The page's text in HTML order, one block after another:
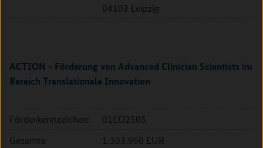
04103 Leipzig
ACTION - Förderung von Advanced Clinician Scientists im
Bereich Translationale Innovation
Förderkennzeichen:
01EO2505
Gesamte
1.303.960 EUR